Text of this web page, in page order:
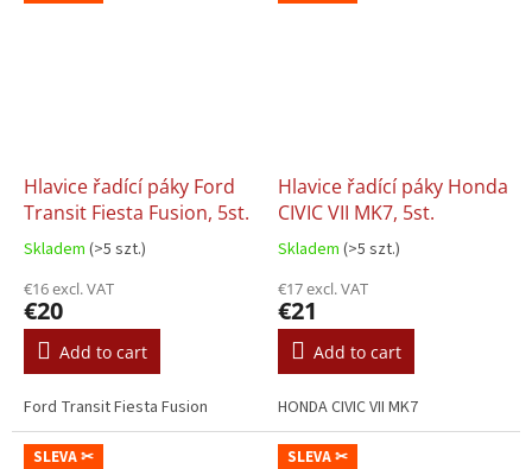
Hlavice řadící páky Ford
Transit Fiesta Fusion, 5st.
Skladem (>5 szt.)
€16 excl. VAT
€20
Add to cart
Ford Transit Fiesta Fusion
Hlavice řadící páky Honda
CIVIC VII MK7, 5st.
Skladem (>5 szt.)
€17 excl. VAT
€21
Add to cart
HONDA CIVIC VII MK7
SLEVA ✂ SLEVA ✂